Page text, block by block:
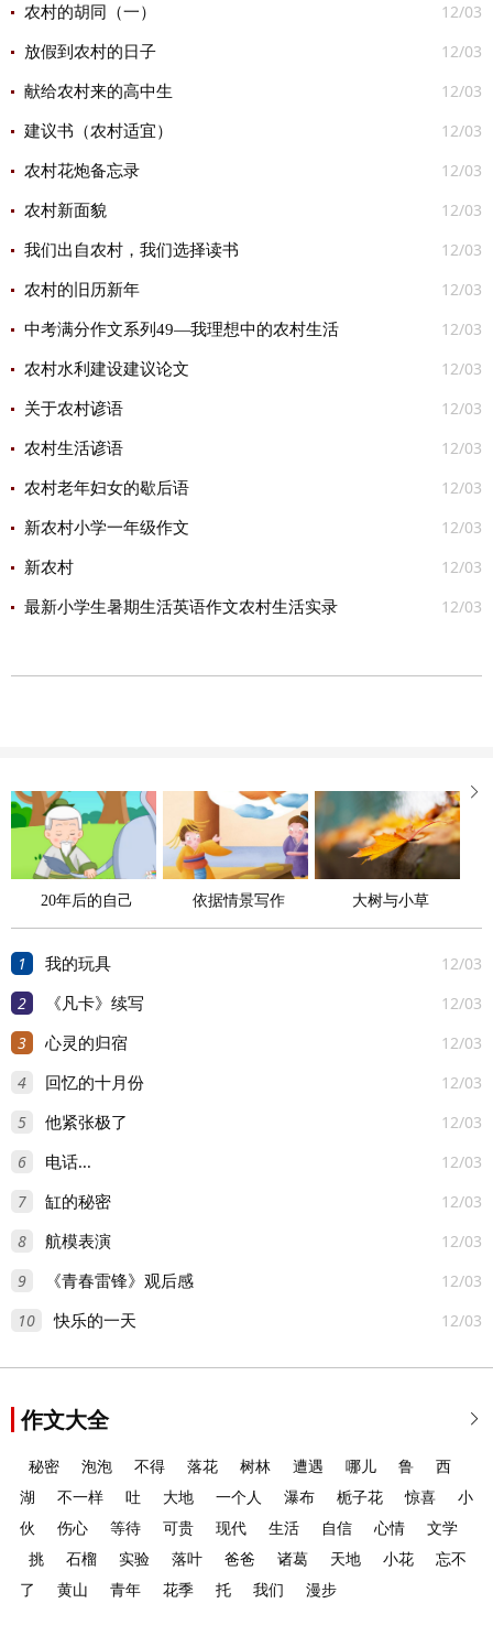
12/03
农村的胡同（一）
12/03
放假到农村的日子
12/03
献给农村来的高中生
12/03
建议书（农村适宜）
12/03
农村花炮备忘录
12/03
农村新面貌
12/03
我们出自农村，我们选择读书
12/03
农村的旧历新年
12/03
中考满分作文系列49―我理想中的农村生活
12/03
农村水利建设建议论文
12/03
关于农村谚语
12/03
农村生活谚语
12/03
农村老年妇女的歇后语
12/03
新农村小学一年级作文
12/03
新农村
12/03
最新小学生暑期生活英语作文农村生活实录

20年后的自己 依据情景写作 大树与小草
1 12/03
我的玩具
2 12/03
《凡卡》续写
3 12/03
心灵的归宿
4 12/03
回忆的十月份
5 12/03
他紧张极了
6 12/03
电话...
7 12/03
缸的秘密
8 12/03
航模表演
9 12/03
《青春雷锋》观后感
10 12/03
快乐的一天

作文大全
秘密 泡泡 不得 落花 树林 遭遇 哪儿 鲁
西
湖
不一样 吐 大地 一个人 瀑布 栀子花 惊喜
小
伙
伤心 等待 可贵 现代 生活 自信 心情
文学
挑
石榴 实验 落叶 爸爸 诸葛 天地 小花
忘不
了
黄山 青年 花季 托 我们 漫步